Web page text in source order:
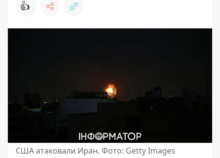
👍
США атаковали Иран. Фото: Getty Images